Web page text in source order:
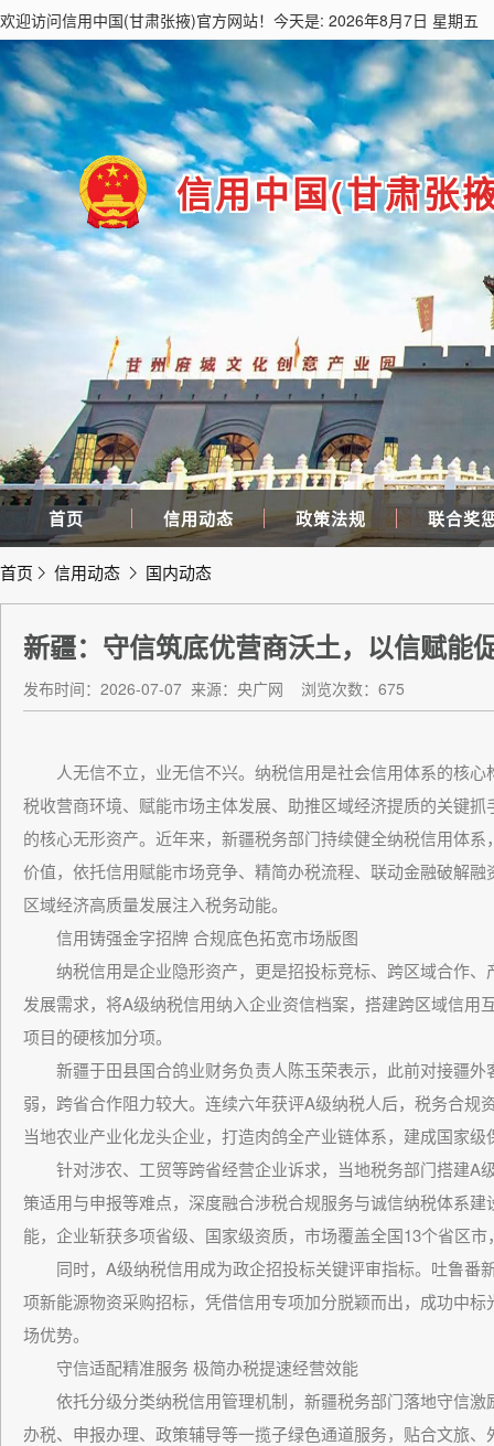
欢迎访问信用中国(甘肃张掖)官方网站！今天是: 2026年8月7日 星期五
信用中国(甘肃张
首页 信用动态 政策法规 联合奖
首页 信用动态 国内动态
新疆：守信筑底优营商沃土，以信赋能
发布时间：2026-07-07 来源：央广网 浏览次数：675
人无信不立，业无信不兴。纳税信用是社会信用体系的核心
税收营商环境、赋能市场主体发展、助推区域经济提质的关键
的核心无形资产。近年来，新疆税务部门持续健全纳税信用体
价值，依托信用赋能市场竞争、精简办税流程、联动金融破解
区域经济高质量发展注入税务动能。
信用铸强金字招牌 合规底色拓宽市场版图
纳税信用是企业隐形资产，更是招投标竞标、跨区域合作、
发展需求，将A级纳税信用纳入企业资信档案，搭建跨区域信
项目的硬核加分项。
新疆于田县国合鸽业财务负责人陈玉荣表示，此前对接疆外
弱，跨省合作阻力较大。连续六年获评A级纳税人后，税务合
当地农业产业化龙头企业，打造肉鸽全产业链体系，建成国家
针对涉农、工贸等跨省经营企业诉求，当地税务部门搭建A
策适用与申报等难点，深度融合涉税合规服务与诚信纳税体系
能，企业斩获多项省级、国家级资质，市场覆盖全国13个省区
同时，A级纳税信用成为政企招投标关键评审指标。吐鲁番
项新能源物资采购招标，凭借信用专项加分脱颖而出，成功中
场优势。
守信适配精准服务 极简办税提速经营效能
依托分级分类纳税信用管理机制，新疆税务部门落地守信激
办税、申报办理、政策辅导等一揽子绿色通道服务，贴合文旅